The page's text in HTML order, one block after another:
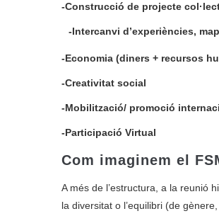
-Construcció de projecte
-Intercanvi d’experiències,
-Economia (diners + recursos
-Creativitat social
-Mobilització/ promoció
-Participació Virtual
Com imaginem el
A més de l’estructura, a la reunió
la diversitat o l’equilibri (de